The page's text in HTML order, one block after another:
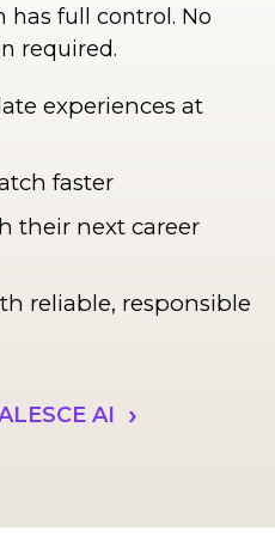
has full control. No
required.
experiences at
faster
their next career
reliable, responsible
AI